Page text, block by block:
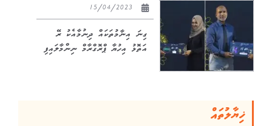
ގިނަ އިނާމުތަކައް ދިނުމާއެކު ރޭ
އަތޮޅު އިހުޔާ ޕްރޮގްރާމް ނިންމާލައިފި
ޚިޔާލުތައް